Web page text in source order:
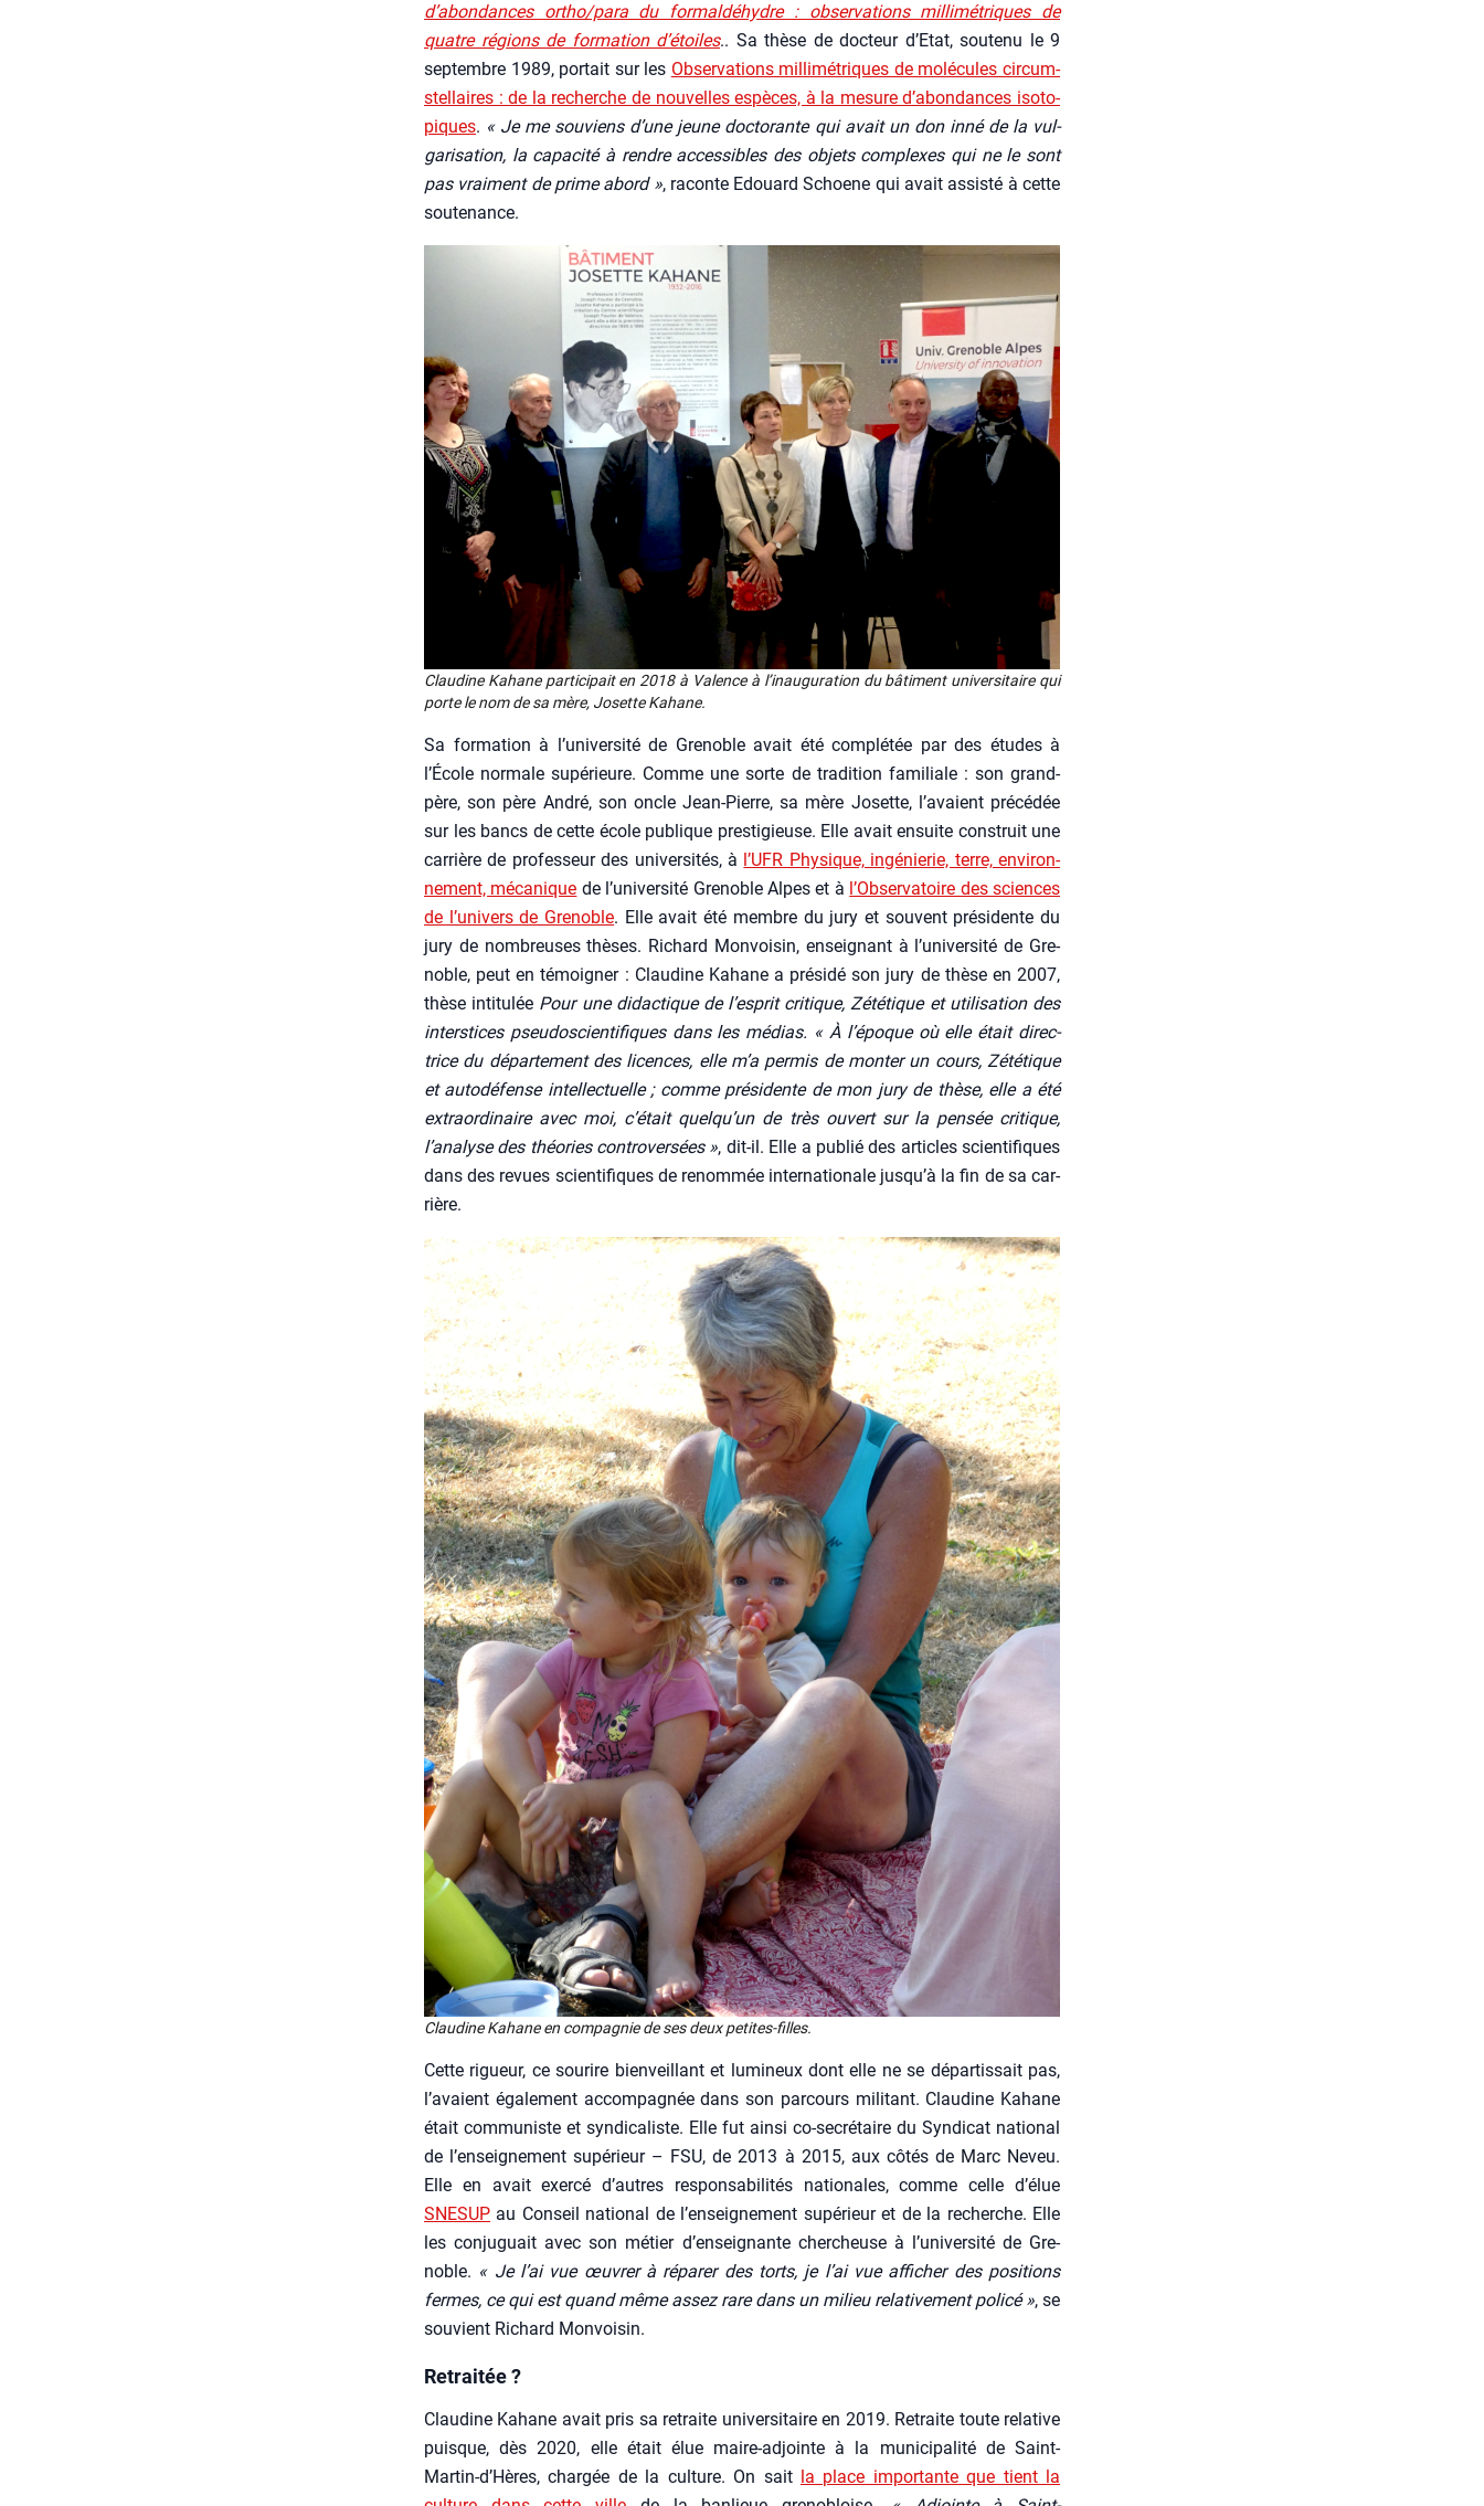
d’a­bon­dances ortho/para du for­mal­dé­hydre : obser­va­tions mil­li­mé­triques de
quatre régions de for­ma­tion d’é­toiles.. Sa thèse de doc­teur d’E­tat, sou­te­nu le 9
sep­tembre 1989, por­tait sur les Obser­va­tions mil­li­mé­triques de molé­cules cir­cum­
stel­laires : de la recherche de nou­velles espèces, à la mesure d’a­bon­dances iso­to­
piques. « Je me sou­viens d’une jeune doc­to­rante qui avait un don inné de la vul­
ga­ri­sa­tion, la capa­ci­té à rendre acces­sibles des objets com­plexes qui ne le sont
pas vrai­ment de prime abord », raconte Edouard Schoene qui avait assis­té à cette
sou­te­nance.
Clau­dine Kahane par­ti­ci­pait en 2018 à Valence à l’i­nau­gu­ra­tion du bâti­ment uni­ver­si­taire qui
porte le nom de sa mère, Josette Kahane.
Sa for­ma­tion à l’université de Gre­noble avait été com­plé­tée par des études à
l’École nor­male supé­rieure. Comme une sorte de tra­di­tion fami­liale : son grand-
père, son père André, son oncle Jean-Pierre, sa mère Josette, l’avaient pré­cé­dée
sur les bancs de cette école publique pres­ti­gieuse. Elle avait ensuite construit une
car­rière de pro­fes­seur des uni­ver­si­tés, à l’UFR Phy­sique, ingé­nie­rie, terre, envi­ron­
ne­ment, méca­nique de l’université Gre­noble Alpes et à l’Observatoire des sciences
de l’univers de Gre­noble. Elle avait été membre du jury et sou­vent pré­si­dente du
jury de nom­breuses thèses. Richard Mon­voi­sin, ensei­gnant à l’université de Gre­
noble, peut en témoi­gner : Clau­dine Kahane a pré­si­dé son jury de thèse en 2007,
thèse inti­tu­lée Pour une didac­tique de l’es­prit cri­tique, Zété­tique et uti­li­sa­tion des
inter­stices pseu­dos­cien­ti­fiques dans les médias. « À l’époque où elle était direc­
trice du dépar­te­ment des licences, elle m’a per­mis de mon­ter un cours, Zété­tique
et auto­dé­fense intel­lec­tuelle ; comme pré­si­dente de mon jury de thèse, elle a été
extra­or­di­naire avec moi, c’était quelqu’un de très ouvert sur la pen­sée cri­tique,
l’analyse des théo­ries contro­ver­sées », dit-il. Elle a publié des articles scien­ti­fiques
dans des revues scien­ti­fiques de renom­mée inter­na­tio­nale jus­qu’à la fin de sa car­
rière.
Clau­dine Kahane en com­pa­gnie de ses deux petites-filles.
Cette rigueur, ce sou­rire bien­veillant et lumi­neux dont elle ne se dépar­tis­sait pas,
l’avaient éga­le­ment accom­pa­gnée dans son par­cours mili­tant. Clau­dine Kahane
était com­mu­niste et syn­di­ca­liste. Elle fut ain­si co-secré­taire du Syn­di­cat natio­nal
de l’enseignement supé­rieur – FSU, de 2013 à 2015, aux côtés de Marc Neveu.
Elle en avait exer­cé d’autres res­pon­sa­bi­li­tés natio­nales, comme celle d’élue
SNESUP au Conseil natio­nal de l’enseignement supé­rieur et de la recherche. Elle
les conju­guait avec son métier d’enseignante cher­cheuse à l’université de Gre­
noble. « Je l’ai vue œuvrer à répa­rer des torts, je l’ai vue affi­cher des posi­tions
fermes, ce qui est quand même assez rare dans un milieu rela­ti­ve­ment poli­cé », se
sou­vient Richard Mon­voi­sin.
Retraitée ?
Clau­dine Kahane avait pris sa retraite uni­ver­si­taire en 2019. Retraite toute rela­tive
puisque, dès 2020, elle était élue maire-adjointe à la muni­ci­pa­li­té de Saint-
Martin‑d’Hères, char­gée de la culture. On sait la place impor­tante que tient la